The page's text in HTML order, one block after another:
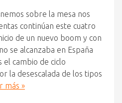
sobre la mesa nos
continúan este cuatro
de un nuevo boom y con
se alcanzaba en España
el cambio de ciclo
la desescalada de los tipos
más »